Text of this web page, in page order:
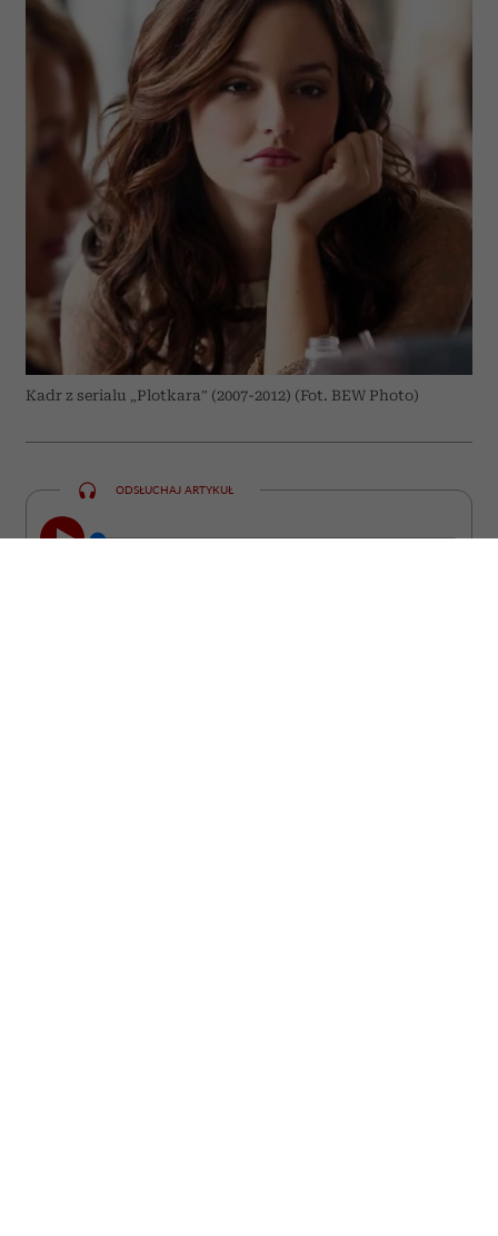
Kadr z serialu „Plotkara” (2007-2012) (Fot. BEW Photo)
ODSŁUCHAJ ARTYKUŁ